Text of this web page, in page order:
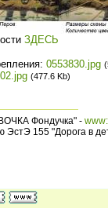
ЗДЕСЬ
0553830.jpg
(477.6 Kb)
Фондучка" -
ЭстЭ 155 "Дорога в